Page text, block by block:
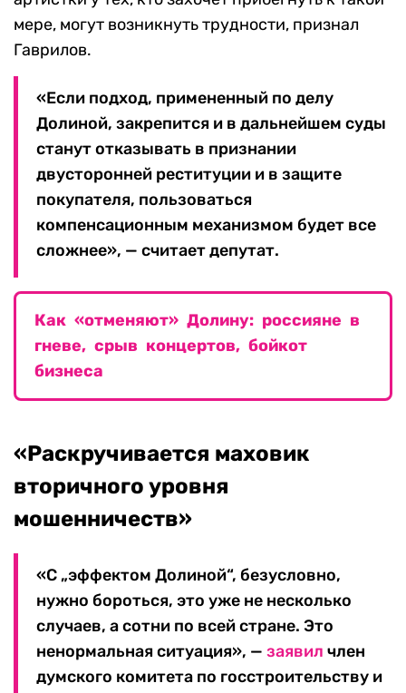
мере, могут возникнуть трудности, признал
Гаврилов.
«Если подход, примененный по делу
Долиной, закрепится и в дальнейшем суды
станут отказывать в признании
двусторонней реституции и в защите
покупателя, пользоваться
компенсационным механизмом будет все
сложнее», — считает депутат.
Как «отменяют» Долину: россияне в
гневе, срыв концертов, бойкот
бизнеса
«Раскручивается маховик
вторичного уровня
мошенничеств»
«С „эффектом Долиной“, безусловно,
нужно бороться, это уже не несколько
случаев, а сотни по всей стране. Это
ненормальная ситуация», — заявил член
думского комитета по госстроительству и